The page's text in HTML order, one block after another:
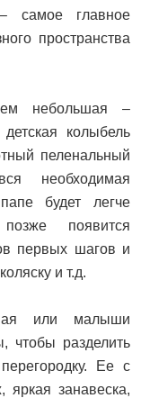
самое главное
пространства
небольшая –
колыбель
пеленальный
необходимая
будет легче
появится
первых шагов и
и т.д.
или малыши
чтобы разделить
Ее с
яркая занавеска,